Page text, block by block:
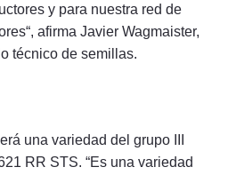
y para nuestra red de
afirma Javier Wagmaister,
técnico de semillas.
una variedad del grupo III
RR STS. “Es una variedad